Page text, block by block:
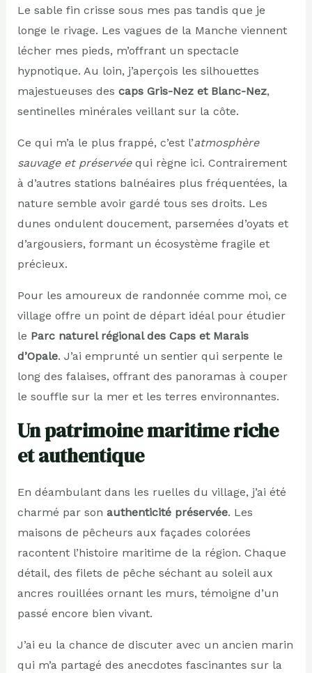
Le sable fin crisse sous mes pas tandis que je
longe le rivage. Les vagues de la Manche viennent
lécher mes pieds, m’offrant un spectacle
hypnotique. Au loin, j’aperçois les silhouettes
majestueuses des caps Gris-Nez et Blanc-Nez,
sentinelles minérales veillant sur la côte.
Ce qui m’a le plus frappé, c’est l’atmosphère
sauvage et préservéequi règne ici. Contrairement
à d’autres stations balnéaires plus fréquentées, la
nature semble avoir gardé tous ses droits. Les
dunes ondulent doucement, parsemées d’oyats et
d’argousiers, formant un écosystème fragile et
précieux.
Pour les amoureux de randonnée comme moi, ce
village offre un point de départ idéal pour étudier
le Parc naturel régional des Caps et Marais
d’Opale. J’ai emprunté un sentier qui serpente le
long des falaises, offrant des panoramas à couper
le souffle sur la mer et les terres environnantes.
Un patrimoine maritime riche
et authentique
En déambulant dans les ruelles du village, j’ai été
charmé par son authenticité préservée. Les
maisons de pêcheurs aux façades colorées
racontent l’histoire maritime de la région. Chaque
détail, des filets de pêche séchant au soleil aux
ancres rouillées ornant les murs, témoigne d’un
passé encore bien vivant.
J’ai eu la chance de discuter avec un ancien marin
qui m’a partagé des anecdotes fascinantes sur la